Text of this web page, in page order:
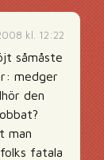
kl. 12:22
såmåste
medger
den
man
fatala